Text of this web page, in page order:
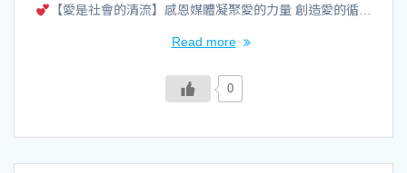
【愛是社會的清流】感恩媒體凝聚愛的力量 創造愛的循…
Read more
0